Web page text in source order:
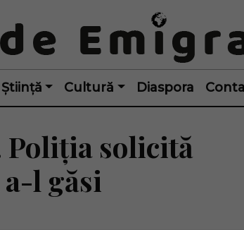
Știință Cultură Diaspora
Poliția solicită
l găsi